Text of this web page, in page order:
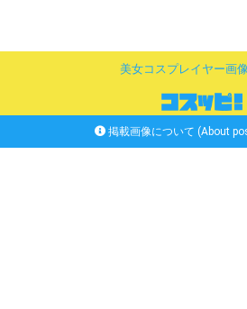
美女コスプレイヤー画
掲載画像について (About